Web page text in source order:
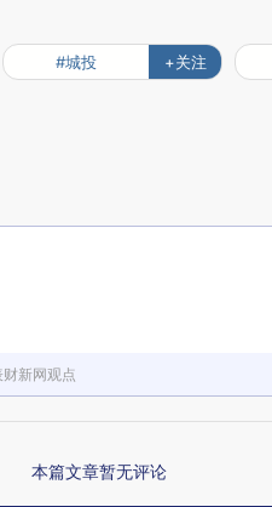
#城投 +关注
新网观点
本篇文章暂无评论